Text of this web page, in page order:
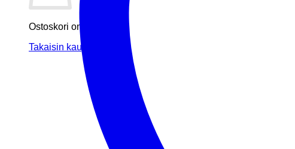
Ostoskori on tyhjä.
Takaisin kauppaan